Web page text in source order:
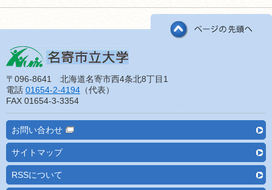
〒096-8641 北海道名寄市西4条北8丁目1
電話 01654-2-4194 （代表）
FAX 01654-3-3354
お問い合わせ
サイトマップ
RSSについて